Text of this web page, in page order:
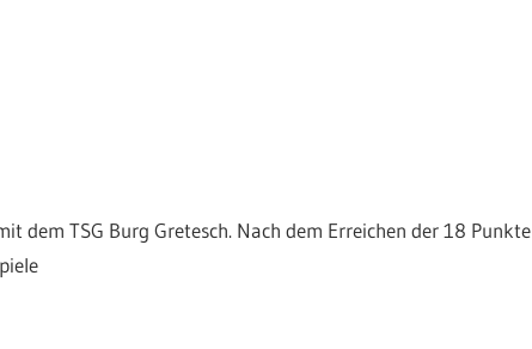
dem TSG Burg Gretesch. Nach dem Erreichen der 18 Punkte